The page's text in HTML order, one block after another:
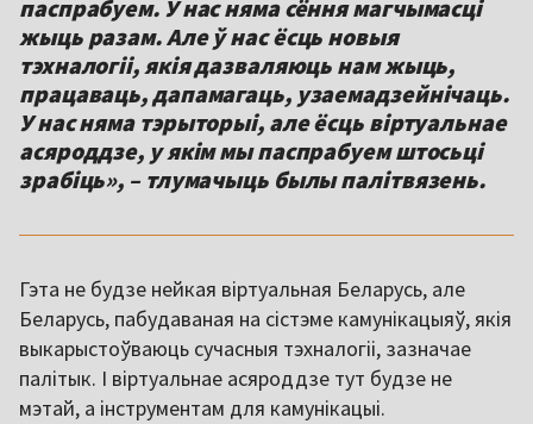
паспрабуем. У нас няма сёння магчымасці
жыць разам. Але ў нас ёсць новыя
тэхналогіі, якія дазваляюць нам жыць,
працаваць, дапамагаць, узаемадзейнічаць.
У нас няма тэрыторыі, але ёсць віртуальнае
асяроддзе, у якім мы паспрабуем штосьці
зрабіць», – тлумачыць былы палітвязень.
Гэта не будзе нейкая віртуальная Беларусь, але
Беларусь, пабудаваная на сістэме камунікацыяў, якія
выкарыстоўваюць сучасныя тэхналогіі, зазначае
палітык. І віртуальнае асяроддзе тут будзе не
мэтай, а інструментам для камунікацыі.